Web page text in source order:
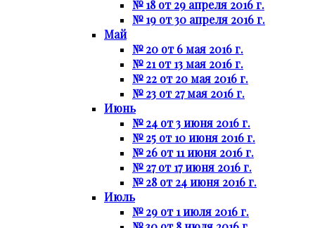
№ 18 от 29 апреля 2016 г.
№ 19 от 30 апреля 2016 г.
Май
№ 20 от 6 мая 2016 г.
№ 21 от 13 мая 2016 г.
№ 22 от 20 мая 2016 г.
№ 23 от 27 мая 2016 г.
Июнь
№ 24 от 3 июня 2016 г.
№ 25 от 10 июня 2016 г.
№ 26 от 11 июня 2016 г.
№ 27 от 17 июня 2016 г.
№ 28 от 24 июня 2016 г.
Июль
№ 29 от 1 июля 2016 г.